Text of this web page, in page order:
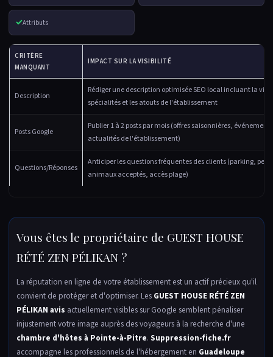
✓Attributs
CRITÈRE
MANQUANT
IMPACT SUR LA VISIBILITÉ
Description
Rédiger une description optimisée SEO local incluant la
spécialités et les atouts de l'établissement
Posts Google
Publier 1 à 2 posts par mois (offres saisonnières,
actualités de l'établissement)
Questions/Réponses
Anticiper les questions fréquentes des clients (parking,
animaux acceptés, accès plage)
Vous êtes le propriétaire de GUEST HOUSE
RÉTÉ ZEN PÉLIKAN ?
La réputation en ligne de votre établissement est un actif précieux qu'il
convient de protéger et d'optimiser. Les GUEST HOUSE RÉTÉ ZEN
PÉLIKAN avis actuellement visibles sur Google semblent pénaliser
injustement votre image auprès des voyageurs à la recherche d'une
chambre d'hôtes à Pointe-à-Pitre. Suppression-fiche.fr
accompagne les professionnels de l'hébergement en Guadeloupe